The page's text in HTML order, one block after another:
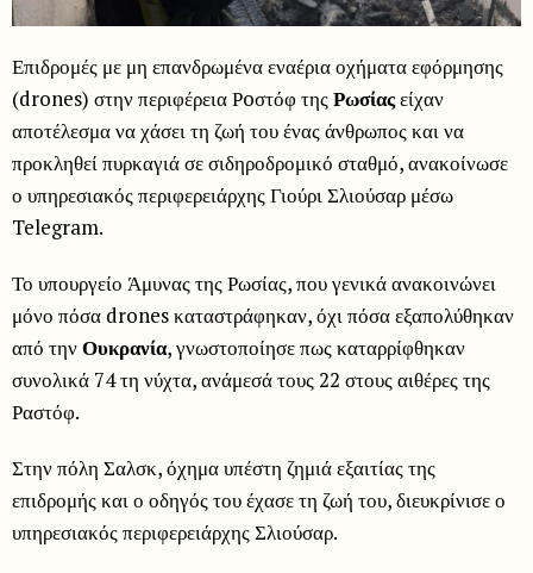
Επιδρομές με μη επανδρωμένα εναέρια οχήματα εφόρμησης
(drones) στην περιφέρεια Ρoστόφ τηςΡωσίαςείχαν
αποτέλεσμα να χάσει τη ζωή του ένας άνθρωπος και να
προκληθεί πυρκαγιά σε σιδηροδρομικό σταθμό, ανακοίνωσε
ο υπηρεσιακός περιφερειάρχης Γιούρι Σλιούσαρ μέσω
Telegram.
Το υπουργείο Άμυνας της Ρωσίας, που γενικά ανακοινώνει
μόνο πόσα drones καταστράφηκαν, όχι πόσα εξαπολύθηκαν
από τηνΟυκρανία, γνωστοποίησε πως καταρρίφθηκαν
συνολικά 74 τη νύχτα, ανάμεσά τους 22 στους αιθέρες της
Ραστόφ.
Στην πόλη Σαλσκ, όχημα υπέστη ζημιά εξαιτίας της
επιδρομής και ο οδηγός του έχασε τη ζωή του, διευκρίνισε ο
υπηρεσιακός περιφερειάρχης Σλιούσαρ.